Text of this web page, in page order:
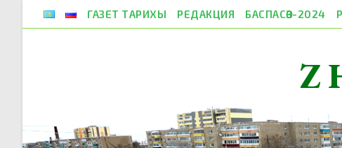
ГАЗЕТ ТАРИХЫ РЕДАКЦИЯ БАСПАСӨЗ-2024